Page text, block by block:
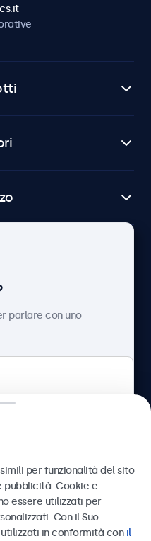
parlare con uno
per funzionalità del sito
pubblicità. Cookie e
essere utilizzati per
Con il Suo
in conformità con il